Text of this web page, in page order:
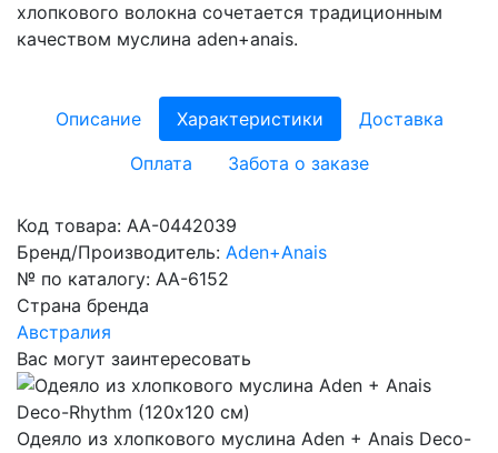
хлопкового волокна сочетается традиционным
качеством муслина aden+anais.
Описание Характеристики
Доставка
Оплата
Забота о заказе
Код товара: AA-0442039
Бренд/Производитель: Aden+Anais
№ по каталогу: AA-6152
Страна бренда
Австралия
Вас могут заинтересовать
Одеяло из хлопкового муслина Aden + Anais Deco-